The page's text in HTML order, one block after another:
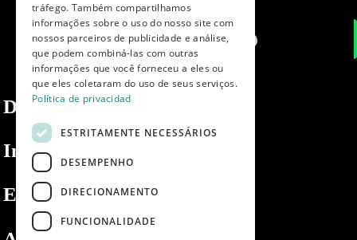
Dibaq
Informações
Espaço privado
PORTUGUESE
tráfego. Também compartilhamos
informações sobre o uso do nosso site com
nossos parceiros de publicidade e análise,
que podem combiná-las com outras
informações que você forneceu a eles ou
que eles coletaram do uso de seus serviços.
Política de privacidad
ESTRITAMENTE NECESSÁRIOS
DESEMPENHO
DIRECIONAMENTO
FUNCIONALIDADE